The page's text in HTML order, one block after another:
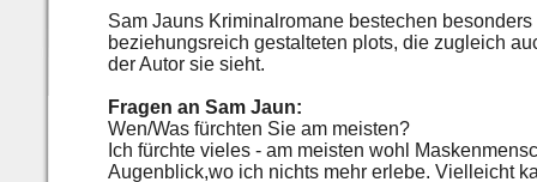
Sam Jauns Kriminalromane bestechen
beziehungsreich gestalteten plots, die zugleich
der Autor sie sieht.
Fragen an Sam Jaun:
Wen/Was fürchten Sie am meisten?
Ich fürchte vieles - am meisten wohl
Augenblick,wo ich nichts mehr erlebe. Vielleicht